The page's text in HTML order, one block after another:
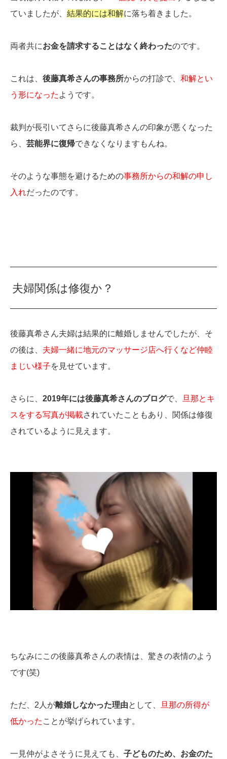
ていましたが、 結果的には和解に落ち着きました。
両者共にお金を請求することはなく終わったのです。
これは、 後藤真希さんの事務所からの打診で、 和解とい
う形になった ようです。
裁判が長引いてさらに後藤真希さんの印象が悪くなった
ら、 芸能界に復帰できなくなりますもんね。
そのような事態を避けるための事務所からの和解の申し
入れだったのです。
夫婦関係は修復か？
後藤真希さん夫婦は結果的に離婚しませんでしたが、そ
の後は、 夫婦一緒に地元のマッサージ店へ行くなど仲睦
まじい様子を見せています。
さらに、 2019年には後藤真希さんのブログで、 旦那とキ
スをする写真が掲載されていたこともあり、関係は修復
されているように見えます。
ちなみにこの後藤真希さんの表情は、驚きの表情のよう
です(笑)
ただ、2人が離婚しなかった理由として、 旦那の所得が
低かった ことが挙げられています。
一見仲がよさそうに見えても、 子どものため、お金のた